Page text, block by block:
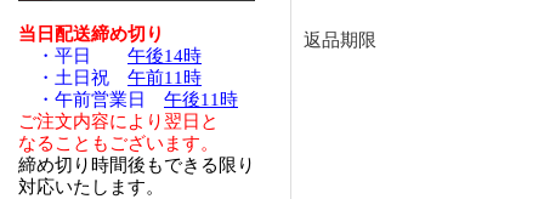
当日配送締め切り
・平日 午後14時
・土日祝 午前11時
・午前営業日 午後11時
ご注文内容により翌日と
なることもございます。
締め切り時間後もできる限り
対応いたします。
返品期限